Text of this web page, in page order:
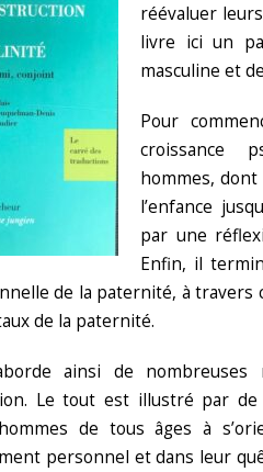
réévaluer
livre ici un
masculine et
Pour
croissance
hommes,
l’enfance
par une
Enfin, il
de la paternité, à travers
de la paternité.
ainsi de nombreuses
Le tout est illustré par
de tous âges à
personnel et dans leur